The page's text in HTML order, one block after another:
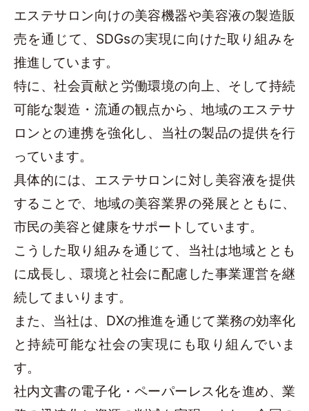
エステサロン向けの美容機器や美容液の製造販
売を通じて、SDGsの実現に向けた取り組みを
推進しています。
特に、社会貢献と労働環境の向上、そして持続
可能な製造・流通の観点から、地域のエステサ
ロンとの連携を強化し、当社の製品の提供を行
っています。
具体的には、エステサロンに対し美容液を提供
することで、地域の美容業界の発展とともに、
市民の美容と健康をサポートしています。
こうした取り組みを通じて、当社は地域ととも
に成長し、環境と社会に配慮した事業運営を継
続してまいります。
また、当社は、DXの推進を通じて業務の効率化
と持続可能な社会の実現にも取り組んでいま
す。
社内文書の電子化・ペーパーレス化を進め、業